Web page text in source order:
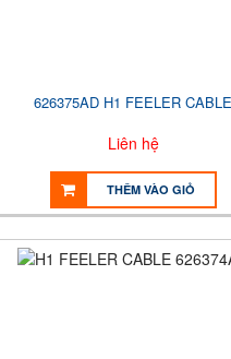
626375AD H1 FEELER CABLE
Liên hệ
THÊM VÀO GIỎ